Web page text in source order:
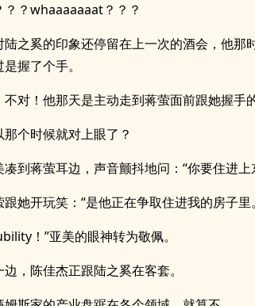
？？whaaaaaaat？？？
陆之奚的印象还停留在上一次的酒会，他那
握了个手。
不对！他那天是主动走到蒋萤面前跟她握手的
那个时候就对上眼了？
凑到蒋萤耳边，声音颤抖地问：“你要住进
跟她开玩笑：“是他正在争取住进我的房子里
！”亚美的眼神转为敬佩。
边，陈佳杰正跟陆之奚在客套。